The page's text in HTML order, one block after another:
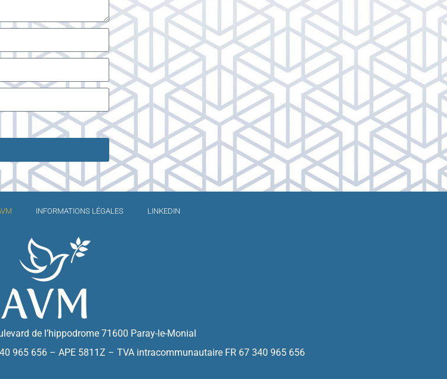
INFORMATIONS LÉGALES LINKEDIN
de l’hippodrome 71600 Paray-le-Monial
965 656 – APE 5811Z – TVA intracommunautaire FR 67 340 965 656